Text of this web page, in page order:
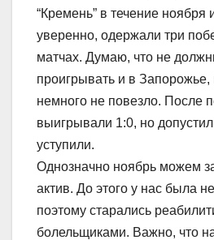
“Кремень” в течение ноября
уверенно, одержали три
матчах. Думаю, что не
проигрывать и в
немного не повезло. После
выигрывали 1:0, но
уступили.
Однозначно ноябрь можем
актив. До этого у нас была
поэтому старались
болельщиками. Важно, что